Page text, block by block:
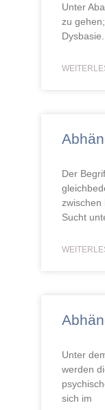
Unter
zu
Dysbasie.
Der
zwischen
Sucht
Unter
werden
sich im